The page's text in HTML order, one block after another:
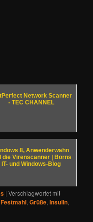
Network Scanner
- TEC CHANNEL
8, Anwenderwahn
die Virenscanner | Borns
IT- und Windows-Blog
|Verschlagwortet mit
Festmahl,Grüße,Insulin,